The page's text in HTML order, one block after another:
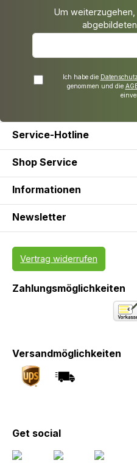
Um
Ich habe die
genommen und die
Service-Hotline
Shop Service
Informationen
Newsletter
Vertrag widerrufen
Zahlungsmöglichkeiten
Versandmöglichkeiten
Get social